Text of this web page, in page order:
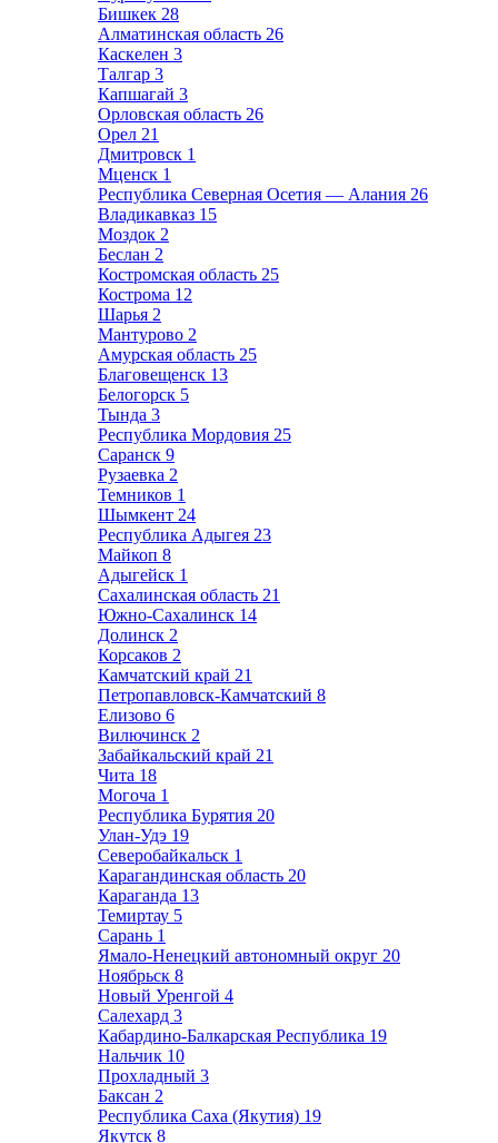
Бишкек 28
Алматинская область 26
Каскелен 3
Талгар 3
Капшагай 3
Орловская область 26
Орел 21
Дмитровск 1
Мценск 1
Республика Северная Осетия — Алания 26
Владикавказ 15
Моздок 2
Беслан 2
Костромская область 25
Кострома 12
Шарья 2
Мантурово 2
Амурская область 25
Благовещенск 13
Белогорск 5
Тында 3
Республика Мордовия 25
Саранск 9
Рузаевка 2
Темников 1
Шымкент 24
Республика Адыгея 23
Майкоп 8
Адыгейск 1
Сахалинская область 21
Южно-Сахалинск 14
Долинск 2
Корсаков 2
Камчатский край 21
Петропавловск-Камчатский 8
Елизово 6
Вилючинск 2
Забайкальский край 21
Чита 18
Могоча 1
Республика Бурятия 20
Улан-Удэ 19
Северобайкальск 1
Карагандинская область 20
Караганда 13
Темиртау 5
Сарань 1
Ямало-Ненецкий автономный округ 20
Ноябрьск 8
Новый Уренгой 4
Салехард 3
Кабардино-Балкарская Республика 19
Нальчик 10
Прохладный 3
Баксан 2
Республика Саха (Якутия) 19
Якутск 8